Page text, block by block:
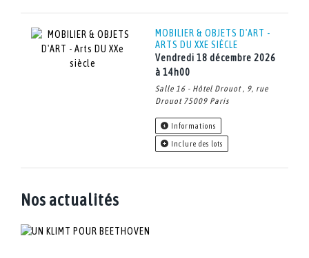
MOBILIER & OBJETS D'ART -
ARTS DU XXE SIÈCLE
vendredi 18 décembre 2026
à 14h00
Salle 16 - Hôtel Drouot , 9, rue
Drouot 75009 Paris
Informations
Inclure des lots
Nos actualités